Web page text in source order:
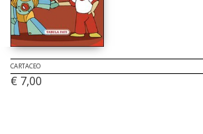
CARTACEO
€ 7,00